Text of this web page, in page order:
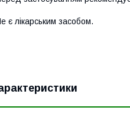
є лікарським засобом.